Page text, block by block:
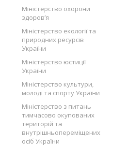
Міністерство охорони
здоров’я
Міністерство екології та
природних ресурсів
України
Міністерство юстиції
України
Міністерство культури,
молоді та спорту України
Міністерство з питань
тимчасово окупованих
територій та
внутрішньопереміщених
осіб України